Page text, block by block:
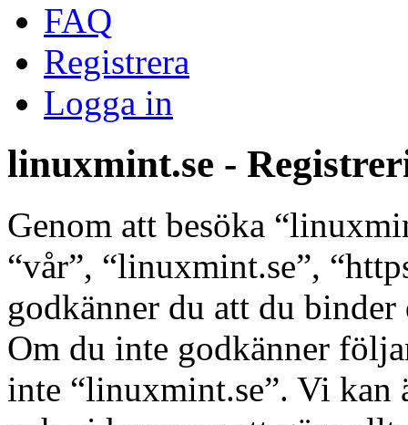
FAQ
Registrera
Logga in
linuxmint.se -
Genom att besöka
“vår”, “linuxmint.se”,
godkänner du att du
Om du inte godkänner
inte “linuxmint.se”. Vi kan